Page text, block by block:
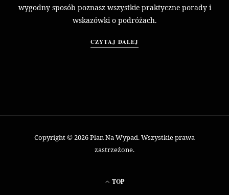
wygodny sposób poznasz wszystkie praktyczne porady i
wskazówki o podróżach.
CZYTAJ DALEJ
Copyright © 2026 Plan Na Wypad. Wszystkie prawa
zastrzeżone.
TOP